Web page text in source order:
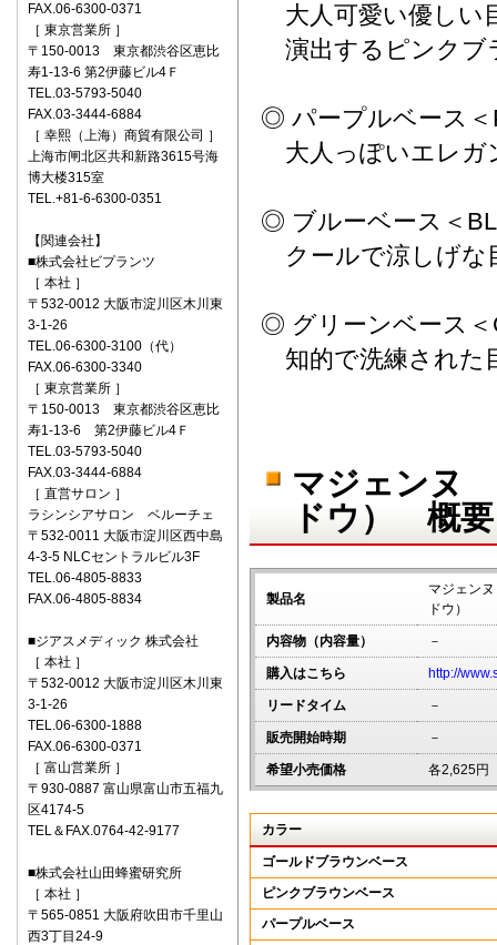
大人可愛い優しい
演出するピンクブ
◎ パープルベース＜
大人っぽいエレガ
◎ ブルーベース＜
クールで涼しげな
◎ グリーンベース＜
知的で洗練された
マジェンヌ
ドウ） 概要
製品名
マジェン
ドウ）
内容物（内容量） －
購入はこちら http://
リードタイム －
販売開始時期 －
希望小売価格 各2,625円
カラー
ゴールドブラウンベース
ピンクブラウンベース
パープルベース
FAX.06-6300-0371
［ 東京営業所 ］
〒150-0013 東京都渋谷区恵比
寿1-13-6 第2伊藤ビル4Ｆ
TEL.03-5793-5040
FAX.03-3444-6884
［ 幸熙（上海）商貿有限公司 ］
上海市闸北区共和新路3615号海
博大楼315室
TEL.+81-6-6300-0351
【関連会社】
■株式会社ビプランツ
［ 本社 ］
〒532-0012 大阪市淀川区木川東
3-1-26
TEL.06-6300-3100（代）
FAX.06-6300-3340
［ 東京営業所 ］
〒150-0013 東京都渋谷区恵比
寿1-13-6 第2伊藤ビル4Ｆ
TEL.03-5793-5040
FAX.03-3444-6884
［ 直営サロン ］
ラシンシアサロン ベルーチェ
〒532-0011 大阪市淀川区西中島
4-3-5 NLCセントラルビル3F
TEL.06-4805-8833
FAX.06-4805-8834
■ジアスメディック 株式会社
［ 本社 ］
〒532-0012 大阪市淀川区木川東
3-1-26
TEL.06-6300-1888
FAX.06-6300-0371
［ 富山営業所 ］
〒930-0887 富山県富山市五福九
区4174-5
TEL＆FAX.0764-42-9177
■株式会社山田蜂蜜研究所
［ 本社 ］
〒565-0851 大阪府吹田市千里山
西3丁目24-9